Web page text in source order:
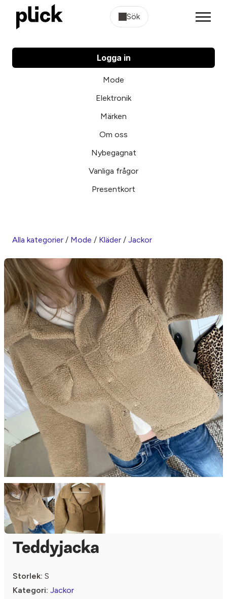
Sök
Logga in
Mode
Elektronik
Märken
Om oss
Nybegagnat
Vanliga frågor
Presentkort
Alla kategorier / Mode / Kläder / Jackor
Teddyjacka
Storlek: S
Kategori: Jackor